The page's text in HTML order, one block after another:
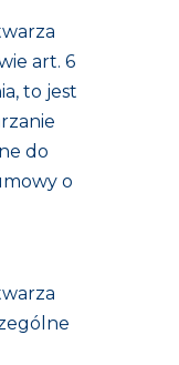
art. 6
to jest
do
o